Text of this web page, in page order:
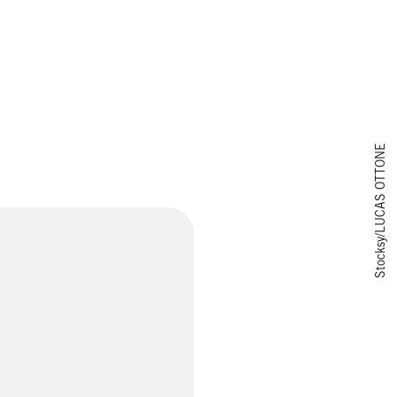
Stocksy/LUCAS OTTONE